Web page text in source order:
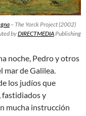
– The Yorck Project (2002)
byDIRECTMEDIAPublishing
noche, Pedro y otros
mar de Galilea.
los judíos que
fastidiados y
mucha instrucción